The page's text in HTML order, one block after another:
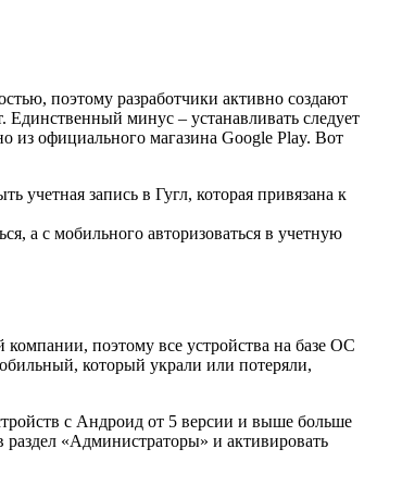
поэтому разработчики активно создают
минус – устанавливать следует
из официального магазина Google Play. Вот
запись в Гугл, которая привязана к
а с мобильного авторизоваться в учетную
поэтому все устройства на базе ОС
который украли или потеряли,
с Андроид от 5 версии и выше больше
«Администраторы» и активировать